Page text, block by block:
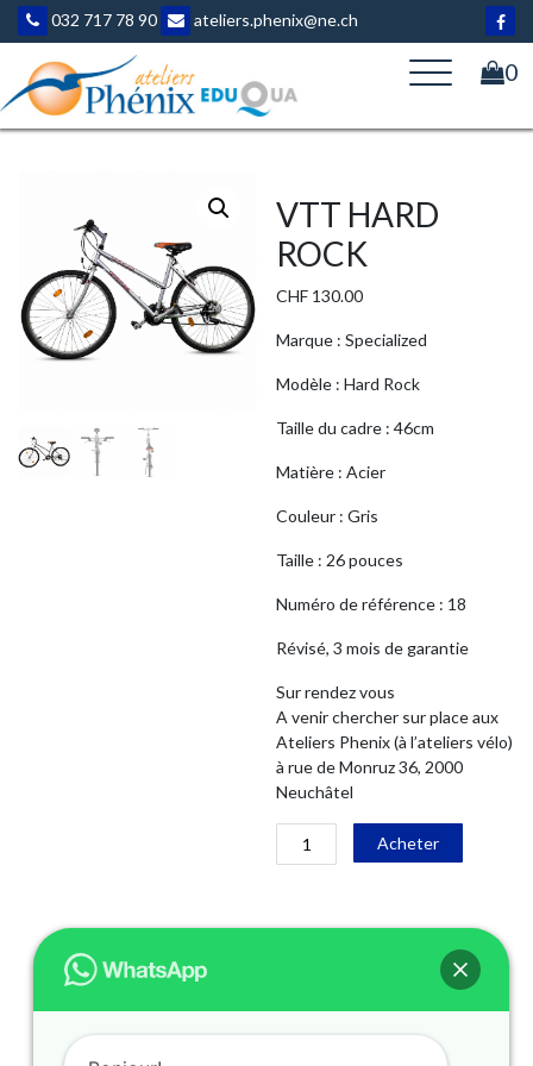
Aller
contenu
032 717 78 90 ateliers.phenix@ne.ch
0
VTT HARD
ROCK
CHF 130.00
Marque : Specialized
Modèle : Hard Rock
Taille du cadre : 46cm
Matière : Acier
Couleur : Gris
Taille : 26 pouces
Numéro de référence : 18
Révisé, 3 mois de garantie
Sur rendez vous
A venir chercher sur place aux
Ateliers Phenix (à l’ateliers vélo)
à rue de Monruz 36, 2000
Neuchâtel
quantité
de
ROCK
Acheter